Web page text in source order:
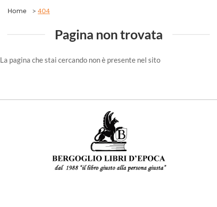
Home 404
Pagina non trovata
La pagina che stai cercando non è presente nel sito